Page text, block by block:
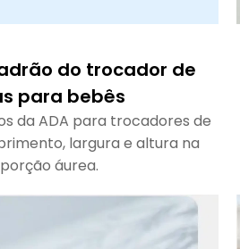
do trocador de
para bebês
da ADA para trocadores de
largura e altura na
áurea.